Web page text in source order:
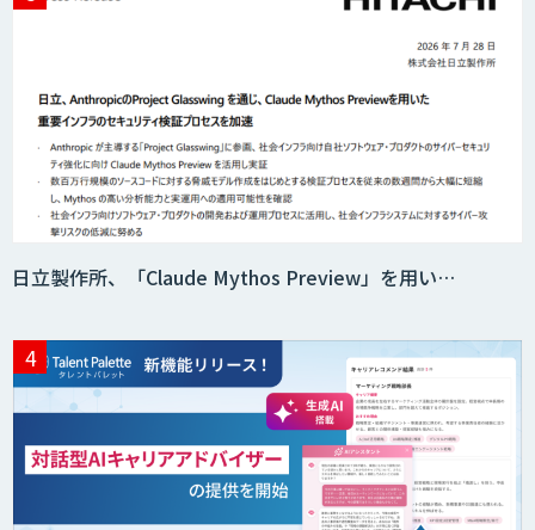
Acompany セキュアチャット
AI価格調査ツールSmapra
secondz Agentsense
Smart Search
法人向けAIエージェント「OfficeAI社
日立製作所、「Claude Mythos Preview」を用い…